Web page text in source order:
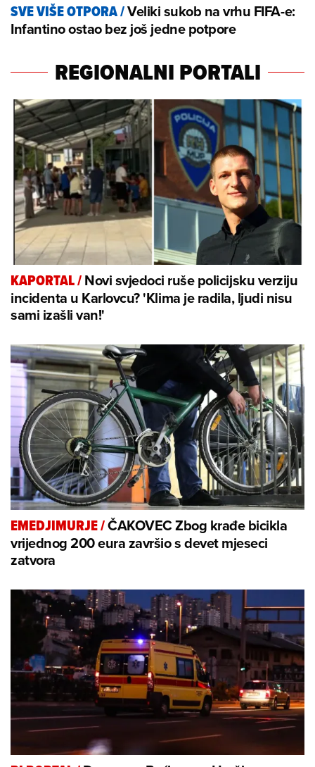
SVE VIŠE OTPORA/Veliki sukob na vrhu FIFA-e:
Infantino ostao bez još jedne potpore
REGIONALNI PORTALI
KAPORTAL/Novi svjedoci ruše policijsku verziju
incidenta u Karlovcu? 'Klima je radila, ljudi nisu
sami izašli van!'
EMEDJIMURJE/ČAKOVEC Zbog krađe bicikla
vrijednog 200 eura završio s devet mjeseci
zatvora